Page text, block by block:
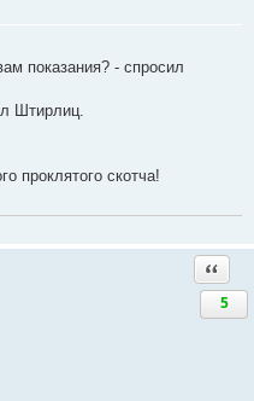
показания? - спросил
Штирлиц.
проклятого скотча!
5